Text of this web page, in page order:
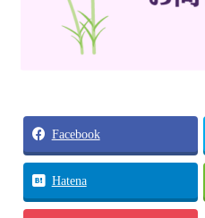
個人セッション
Facebook
Hatena